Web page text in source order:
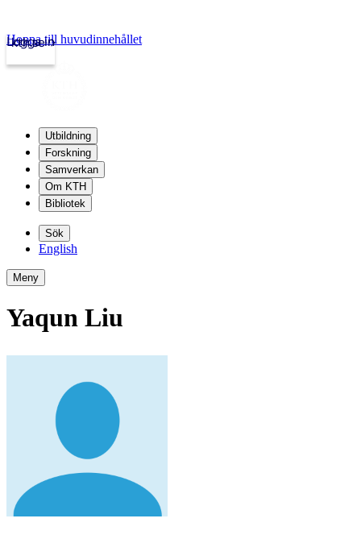
kth.se
Logga in
Hoppa till huvudinnehållet
Utbildning
Forskning
Samverkan
Om KTH
Bibliotek
Sök
English
Meny
Yaqun Liu